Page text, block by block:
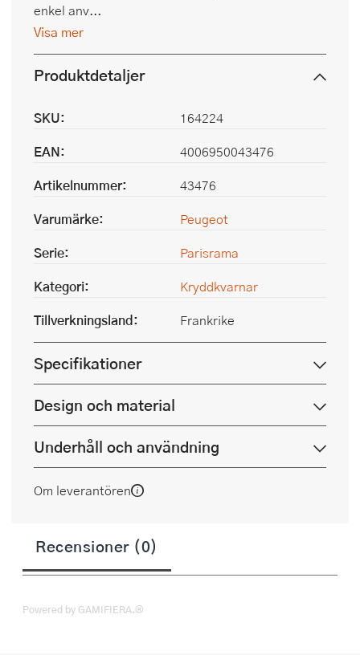
enkel anv...
Visa mer
Produktdetaljer
SKU:
164224
EAN:
4006950043476
Artikelnummer:
43476
Varumärke:
Peugeot
Serie:
Parisrama
Kategori:
Kryddkvarnar
Tillverkningsland:
Frankrike
Specifikationer
Design och material
Underhåll och användning
Om leverantören
Recensioner (0)
Powered by GAMIFIERA.®